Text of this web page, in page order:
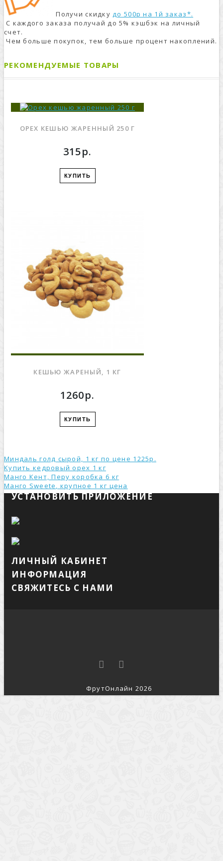
Получи скидкудо 500р на 1й заказ*.
С каждого заказа получай до 5% кэшбэк на личный
счет.
Чем больше покупок, тем больше процент накоплений.
РЕКОМЕНДУЕМЫЕ ТОВАРЫ
ОРЕХ КЕШЬЮ ЖАРЕННЫЙ 250 Г
315р.
КУПИТЬ
КЕШЬЮ ЖАРЕНЫЙ, 1 КГ
1260р.
КУПИТЬ
Миндаль голд сырой, 1 кг по цене 1225р.
Купить кедровый орех 1 кг
Манго Кент, Перу коробка 6 кг
Манго Sweete, крупное 1 кг ценa
УСТАНОВИТЬ ПРИЛОЖЕНИЕ
ЛИЧНЫЙ КАБИНЕТ
ИНФОРМАЦИЯ
СВЯЖИТЕСЬ С НАМИ
ФрутОнлайн 2026